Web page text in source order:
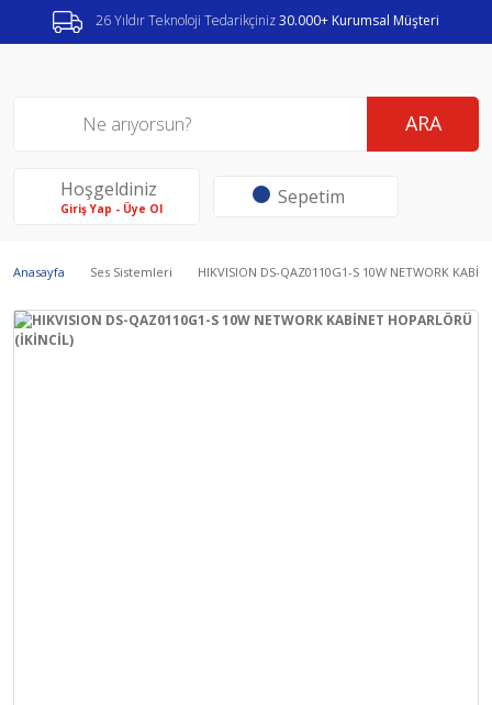
26 Yıldır Teknoloji Tedarikçiniz30.000+ Kurumsal Müşteri
ARA
Hoşgeldiniz
Giriş Yap - Üye Ol Sepetim
Anasayfa Ses Sistemleri HIKVISION DS-QAZ0110G1-S 10W NETWORK